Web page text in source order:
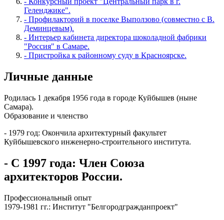
Геленджике".
- Профилакторий в поселке Выползово (совместно с В.
Деминцевым).
- Интерьер кабинета директора шоколадной фабрики
"Россия" в Самаре.
- Пристройка к районному суду в Красноярске.
Личные данные
Родилась 1 декабря 1956 года в городе Куйбышев (ныне
Самара).
Образование и членство
- 1979 год: Окончила архитектурный факультет
Куйбышевского инженерно-строительного института.
- С 1997 года: Член Союза
архитекторов России.
Профессиональный опыт
1979-1981 гг.: Институт "Белгородгражданпроект"